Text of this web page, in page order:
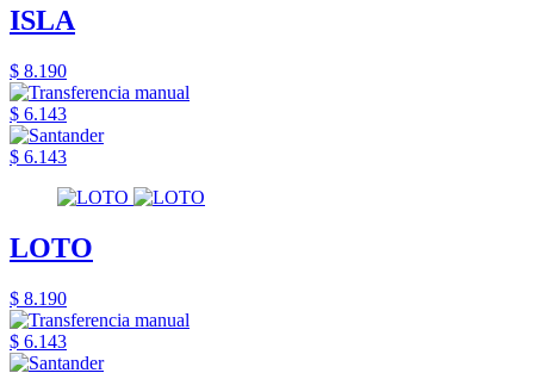
ISLA
$ 8.190
$ 6.143
$ 6.143
LOTO
$ 8.190
$ 6.143